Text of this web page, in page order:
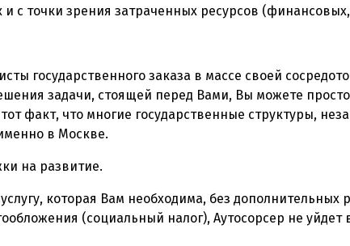
и с точки зрения затраченных ресурсов
государственного заказа в массе своей
задачи, стоящей перед Вами, Вы можете
факт, что многие государственные структуры,
в Москве.
на развитие.
которая Вам необходима, без дополнительных
(социальный налог), Аутосорсер не уйдет